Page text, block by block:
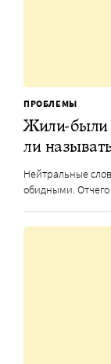
ПРОБЛЕМЫ
Жили-были
ли
Нейтральные
обидными. Отчего